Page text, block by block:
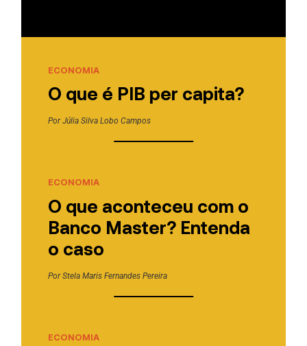
ECONOMIA
O que é PIB per capita?
PorJúlia Silva Lobo Campos
ECONOMIA
O que aconteceu com o
Banco Master? Entenda
o caso
PorStela Maris Fernandes Pereira
ECONOMIA